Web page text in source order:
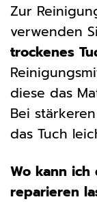
Zur
verwenden
trockenes
diese das
Bei
das Tuch
Wo kann ich
reparieren